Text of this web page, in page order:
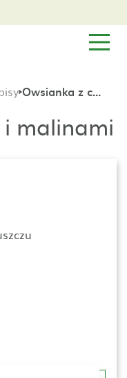
Owsianka z chia i malinami
malinami